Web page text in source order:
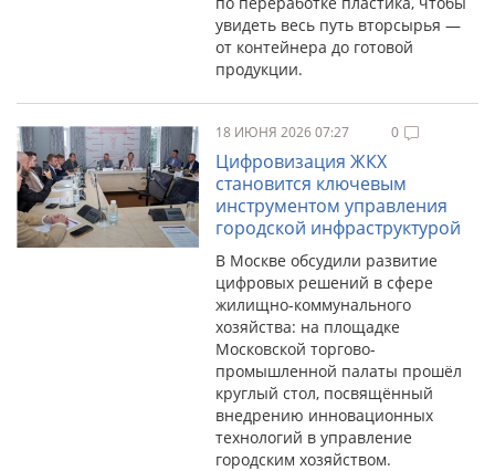
увидеть весь путь вторсырья —
от контейнера до готовой
продукции.
18 ИЮНЯ 2026 07:27 0
Цифровизация ЖКХ
становится ключевым
инструментом управления
городской инфраструктурой
В Москве обсудили развитие
цифровых решений в сфере
жилищно-коммунального
хозяйства: на площадке
Московской торгово-
промышленной палаты прошёл
круглый стол, посвящённый
внедрению инновационных
технологий в управление
городским хозяйством.